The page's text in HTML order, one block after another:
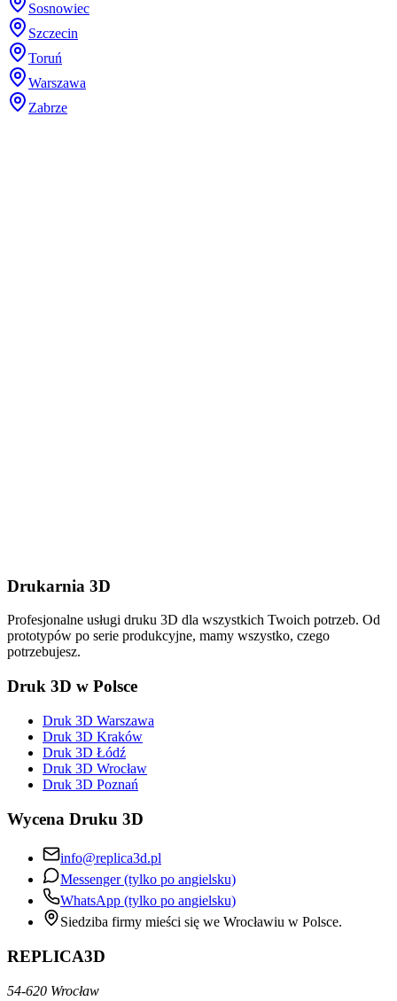
Sosnowiec
Szczecin
Toruń
Warszawa
Zabrze
Drukarnia 3D
Profesjonalne usługi druku 3D dla wszystkich Twoich potrzeb. Od
prototypów po serie produkcyjne, mamy wszystko, czego
potrzebujesz.
Druk 3D w Polsce
Druk 3D Warszawa
Druk 3D Kraków
Druk 3D Łódź
Druk 3D Wrocław
Druk 3D Poznań
Wycena Druku 3D
info@replica3d.pl
Messenger (tylko po angielsku)
WhatsApp (tylko po angielsku)
Siedziba firmy mieści się we Wrocławiu w Polsce.
REPLICA3D
54-620 Wrocław